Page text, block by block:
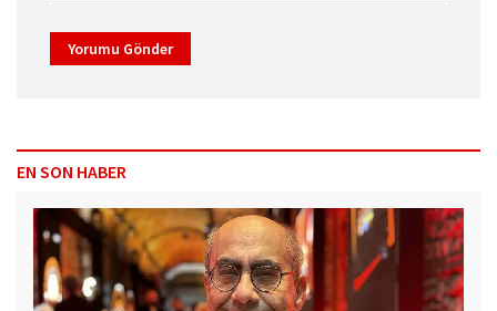
Yorumu Gönder
EN SON HABER